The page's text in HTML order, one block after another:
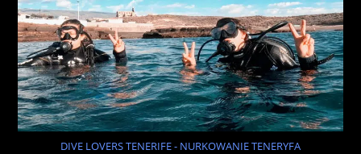
DIVE LOVERS TENERIFE - NURKOWANIE TENERYFA